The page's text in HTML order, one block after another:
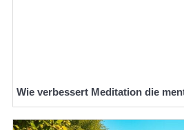
Wie verbessert Meditation die